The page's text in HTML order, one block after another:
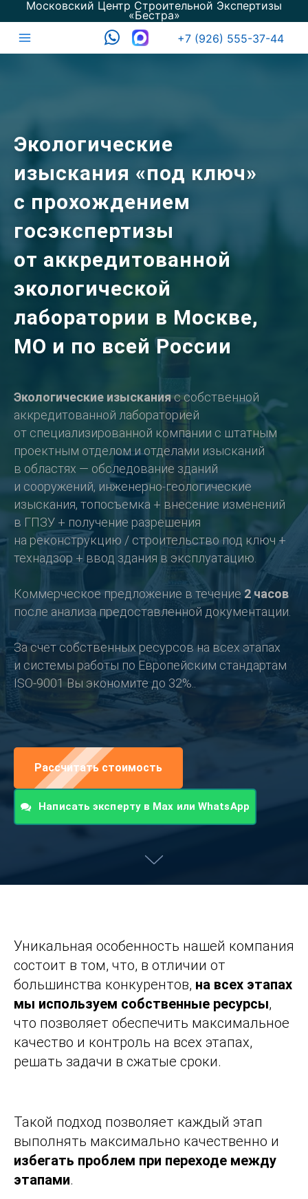
Перейти
к
содержимому
Московский Центр Строительной Экспертизы
«Бестра»
Main
+7 (926) 555-37-44
Экологические
изыскания «под ключ»
с прохождением
госэкспертизы
от аккредитованной
экологической
лаборатории в Москве,
МО и по всей России
Экологические изысканияс собственной
аккредитованной лабораторией
от специализированной компании с штатным
проектным отделом и отделами изысканий
в областях — обследование зданий
и сооружений, инженерно-геологические
изыскания, топосъемка + внесение изменений
в ГПЗУ + получение разрешения
на реконструкцию / строительство под ключ +
технадзор + ввод здания в эксплуатацию.
Коммерческое предложение в течение 2 часов
после анализа предоставленной документации.
За счет собственных ресурсов на всех этапах
и системы работы по Европейским стандартам
ISO-9001 Вы экономите до 32%..
Рассчитать стоимость
Написать эксперту в Max или WhatsApp
Уникальная особенность нашей компания
состоит в том, что, в отличии от
большинства конкурентов, на всех этапах
мы используем собственные ресурсы,
что позволяет обеспечить максимальное
качество и контроль на всех этапах,
решать задачи в сжатые сроки.
Такой подход позволяет каждый этап
выполнять максимально качественно и
избегать проблем при переходе между
этапами.